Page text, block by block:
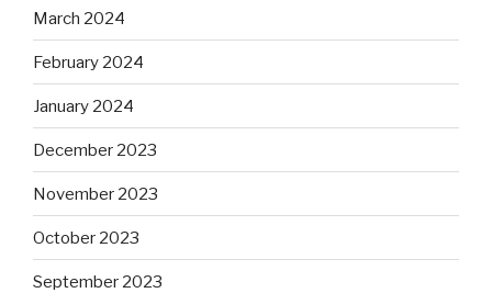
March 2024
February 2024
January 2024
December 2023
November 2023
October 2023
September 2023